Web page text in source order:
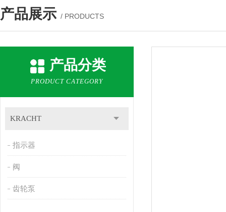
产品展示 / PRODUCTS
产品分类
PRODUCT CATEGORY
KRACHT
指示器
阀
齿轮泵